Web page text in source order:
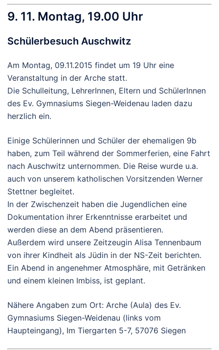
9. 11. Montag, 19.00 Uhr
Schülerbesuch Auschwitz
Am Montag, 09.11.2015 findet um 19 Uhr eine
Veranstaltung in der Arche statt.
Die Schulleitung, LehrerInnen, Eltern und SchülerInnen
des Ev. Gymnasiums Siegen-Weidenau laden dazu
herzlich ein.
Einige Schülerinnen und Schüler der ehemaligen 9b
haben, zum Teil während der Sommerferien, eine Fahrt
nach Auschwitz unternommen. Die Reise wurde u.a.
auch von unserem katholischen Vorsitzenden Werner
Stettner begleitet.
In der Zwischenzeit haben die Jugendlichen eine
Dokumentation ihrer Erkenntnisse erarbeitet und
werden diese an dem Abend präsentieren.
Außerdem wird unsere Zeitzeugin Alisa Tennenbaum
von ihrer Kindheit als Jüdin in der NS-Zeit berichten.
Ein Abend in angenehmer Atmosphäre, mit Getränken
und einem kleinen Imbiss, ist geplant.
Nähere Angaben zum Ort: Arche (Aula) des Ev.
Gymnasiums Siegen-Weidenau (links vom
Haupteingang), Im Tiergarten 5-7, 57076 Siegen